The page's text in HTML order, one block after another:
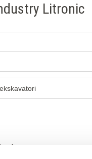
PAKALPOJUMI UN
LIEBHERR SISTĒMAS
Litronic